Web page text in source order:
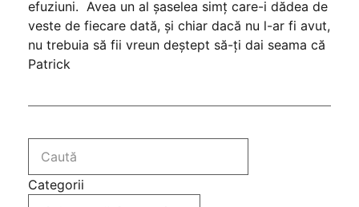
efuziuni. Avea un al șaselea simț care-i dădea de
veste de fiecare dată, și chiar dacă nu l-ar fi avut,
nu trebuia să fii vreun deștept să-ți dai seama că
Patrick
Categorii